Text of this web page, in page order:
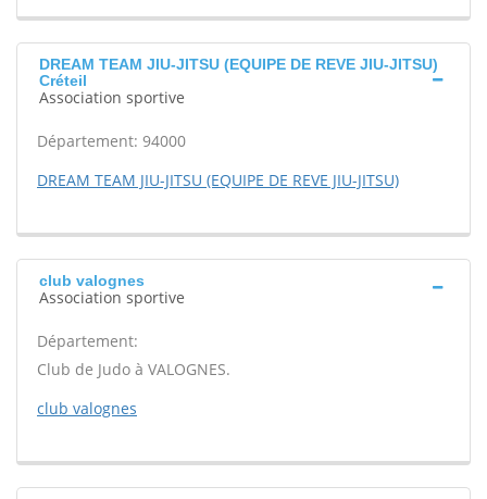
DREAM TEAM JIU-JITSU (EQUIPE DE REVE JIU-JITSU)
Créteil
Association sportive
Département: 94000
DREAM TEAM JIU-JITSU (EQUIPE DE REVE JIU-JITSU)
club valognes
Association sportive
Département:
Club de Judo à VALOGNES.
club valognes